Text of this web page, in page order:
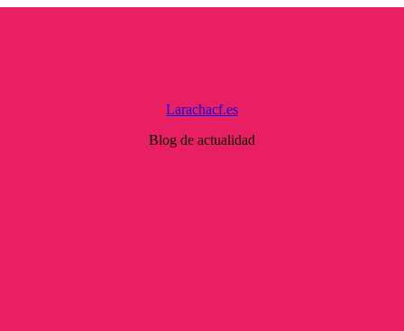
Larachacf.es
Blog de actualidad